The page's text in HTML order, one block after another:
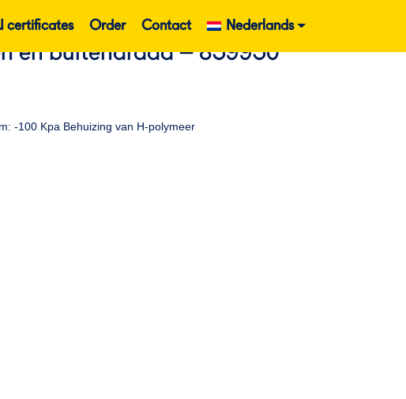
certificates Order Contact Nederlands
en buitendraad – 859950
-100 Kpa Behuizing van H-polymeer